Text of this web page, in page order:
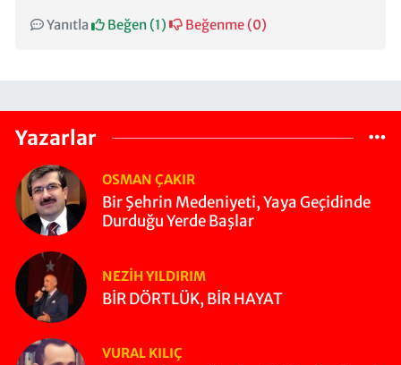
Yanıtla Beğen (1) Beğenme (0)
Yazarlar
OSMAN ÇAKIR
Bir Şehrin Medeniyeti, Yaya Geçidinde
Durduğu Yerde Başlar
NEZIH YILDIRIM
BİR DÖRTLÜK, BİR HAYAT
VURAL KILIÇ